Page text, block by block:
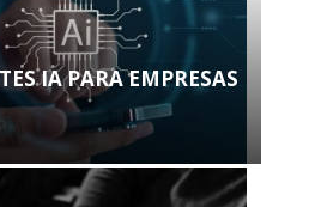
IA PARA EMPRESAS